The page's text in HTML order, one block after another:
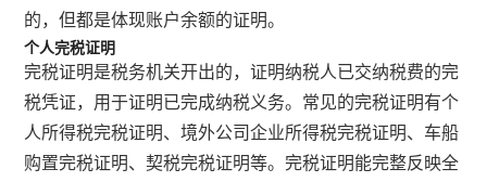
的，但都是体现账户余额的证明。
个人完税证明
完税证明是税务机关开出的，证明纳税人已交纳税费的完
税凭证，用于证明已完成纳税义务。常见的完税证明有个
人所得税完税证明、境外公司企业所得税完税证明、车船
购置完税证明、契税完税证明等。完税证明能完整反映全